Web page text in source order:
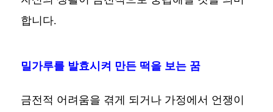
합니다.
밀가루를 발효시켜 만든 떡을 보는 꿈
금전적 어려움을 겪게 되거나 가정에서 언쟁이